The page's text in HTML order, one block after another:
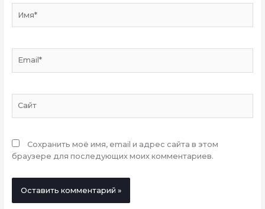
Сохранить моё имя, email и адрес сайта в этом
браузере для последующих моих комментариев.